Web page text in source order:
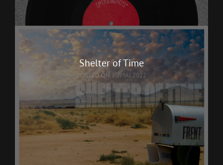
Shelter of Time
POSTED ON 10 MAI 2022